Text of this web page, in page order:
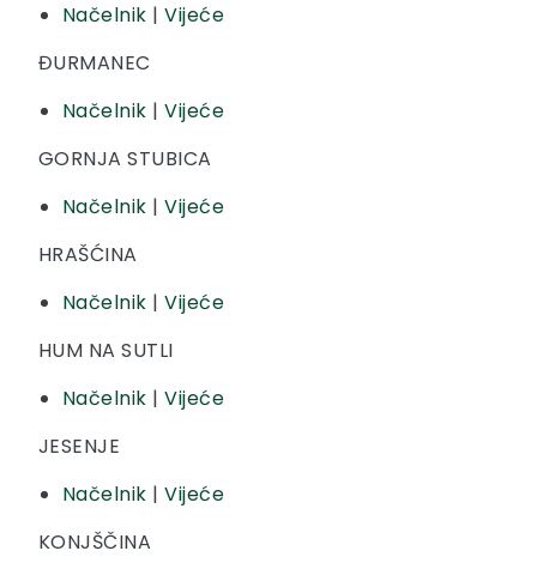
Načelnik |Vijeće
ĐURMANEC
Načelnik |Vijeće
GORNJA STUBICA
Načelnik |Vijeće
HRAŠĆINA
Načelnik |Vijeće
HUM NA SUTLI
Načelnik |Vijeće
JESENJE
Načelnik |Vijeće
KONJŠČINA